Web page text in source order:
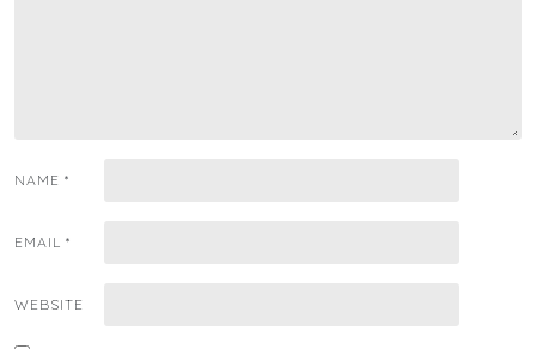
NAME *
EMAIL *
WEBSITE